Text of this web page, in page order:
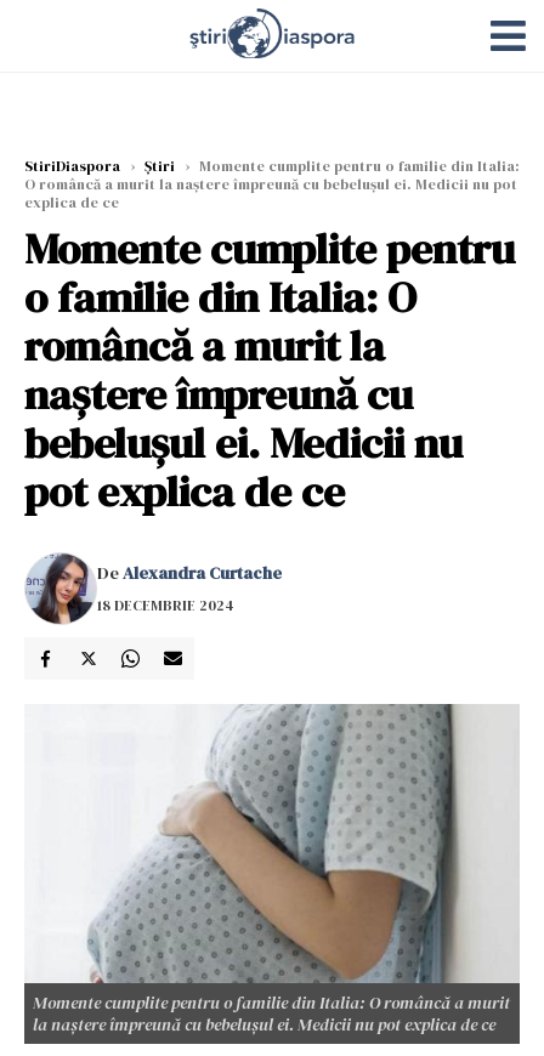
StiriDiaspora › Știri › Momente cumplite pentru o familie din Italia:
O româncă a murit la naștere împreună cu bebelușul ei. Medicii nu pot
explica de ce
Momente cumplite pentru
o familie din Italia: O
româncă a murit la
naștere împreună cu
bebelușul ei. Medicii nu
pot explica de ce
DeAlexandra Curtache
18 DECEMBRIE 2024
Momente cumplite pentru o familie din Italia: O româncă a murit
la naștere împreună cu bebelușul ei. Medicii nu pot explica de ce